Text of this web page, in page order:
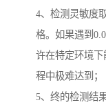
4、检测灵敏度
格。如果遇到
许在特定环境
程中极难达到；
5、终的检测结